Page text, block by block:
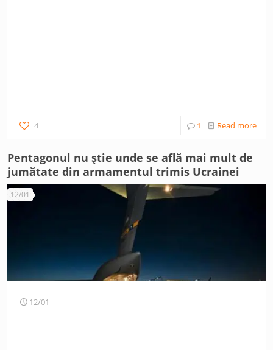
4 1 Read more
Pentagonul nu știe unde se află mai mult de
jumătate din armamentul trimis Ucrainei
12/01
12/01